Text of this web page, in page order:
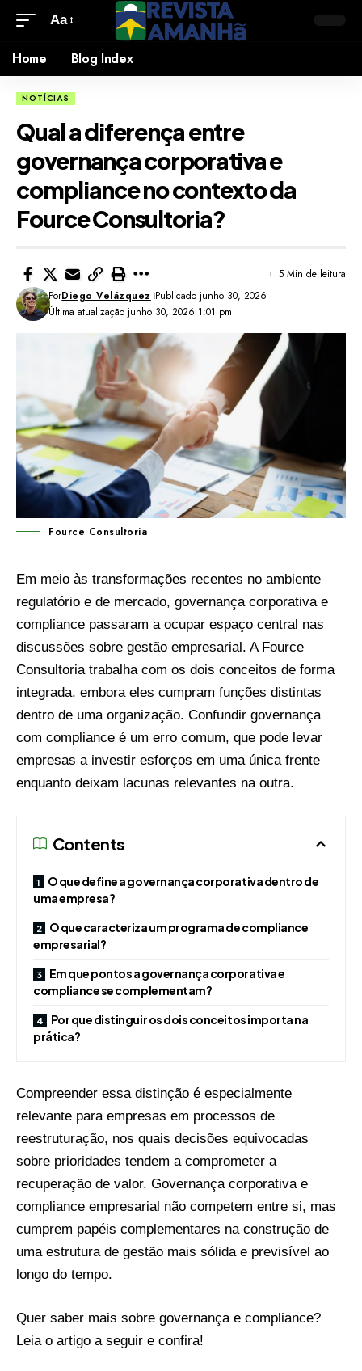
Aa
Home Blog Index
NOTÍCIAS
Qual a diferença entre
governança corporativa e
compliance no contexto da
Fource Consultoria?
Última atualização junho 30, 2026 1:01 pm
PorDiego Velázquez Publicado junho 30, 2026
5 Min de leitura
Fource Consultoria
Em meio às transformações recentes no ambiente
regulatório e de mercado, governança corporativa e
compliance passaram a ocupar espaço central nas
discussões sobre gestão empresarial. A Fource
Consultoria trabalha com os dois conceitos de forma
integrada, embora eles cumpram funções distintas
dentro de uma organização. Confundir governança
com compliance é um erro comum, que pode levar
empresas a investir esforços em uma única frente
enquanto deixam lacunas relevantes na outra.
Contents
O que define a governança corporativa dentro de
uma empresa?
O que caracteriza um programa de compliance
empresarial?
Em que pontos a governança corporativa e
compliance se complementam?
Por que distinguir os dois conceitos importa na
prática?
Compreender essa distinção é especialmente
relevante para empresas em processos de
reestruturação, nos quais decisões equivocadas
sobre prioridades tendem a comprometer a
recuperação de valor. Governança corporativa e
compliance empresarial não competem entre si, mas
cumprem papéis complementares na construção de
uma estrutura de gestão mais sólida e previsível ao
longo do tempo.
Quer saber mais sobre governança e compliance?
Leia o artigo a seguir e confira!